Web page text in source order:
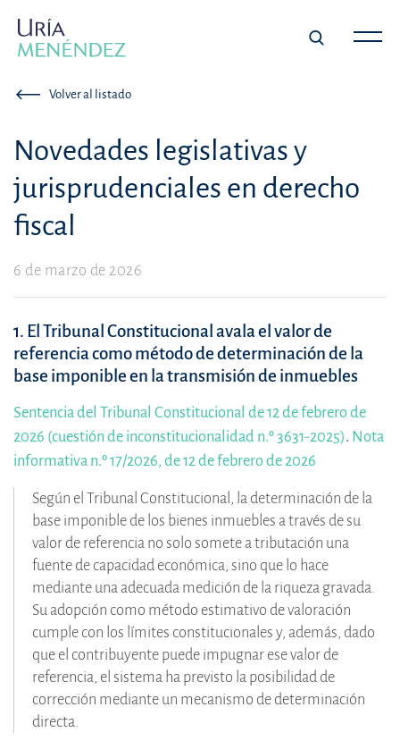
Volver al listado
Novedades legislativas y
jurisprudenciales en derecho
fiscal
6 de marzo de 2026
1. El Tribunal Constitucional avala el valor de
referencia como método de determinación de la
base imponible en la transmisión de inmuebles
Sentencia del Tribunal Constitucional de 12 de febrero de
2026 (cuestión de inconstitucionalidad n.º 3631-2025). Nota
informativa n.º 17/2026, de 12 de febrero de 2026
Según el Tribunal Constitucional, la determinación de la
base imponible de los bienes inmuebles a través de su
valor de referencia no solo somete a tributación una
fuente de capacidad económica, sino que lo hace
mediante una adecuada medición de la riqueza gravada.
Su adopción como método estimativo de valoración
cumple con los límites constitucionales y, además, dado
que el contribuyente puede impugnar ese valor de
referencia, el sistema ha previsto la posibilidad de
corrección mediante un mecanismo de determinación
directa.